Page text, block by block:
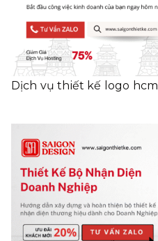
Dịch vụ thiết kế logo hcm